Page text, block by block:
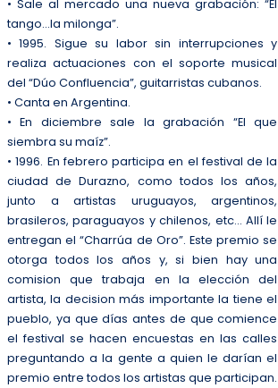
• Sale al mercado una nueva grabación: “El
tango…la milonga”.
• 1995. Sigue su labor sin interrupciones y
realiza actuaciones con el soporte musical
del “Dúo Confluencia”, guitarristas cubanos.
• Canta en Argentina.
• En diciembre sale la grabación “El que
siembra su maíz”.
• 1996. En febrero participa en el festival de la
ciudad de Durazno, como todos los años,
junto a artistas uruguayos, argentinos,
brasileros, paraguayos y chilenos, etc… Allí le
entregan el “Charrúa de Oro”. Este premio se
otorga todos los años y, si bien hay una
comision que trabaja en la elección del
artista, la decision más importante la tiene el
pueblo, ya que días antes de que comience
el festival se hacen encuestas en las calles
preguntando a la gente a quien le darían el
premio entre todos los artistas que participan.